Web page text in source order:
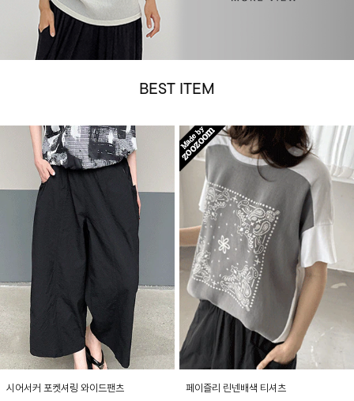
BEST ITEM
시어서커 포켓셔링 와이드팬츠
페이즐리 린넨배색 티셔츠